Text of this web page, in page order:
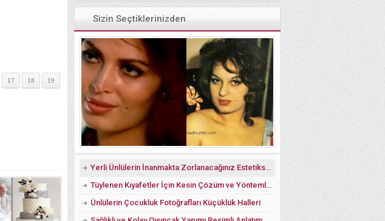
17 18 19
Sizin Seçtiklerinizden
Yerli Ünlülerin İnanmakta Zorlanacağınız Estetiksiz Görüntüleri
Tüylenen Kıyafetler İçin Kesin Çözüm ve Yöntemler
Ünlülerin Çocukluk Fotoğrafları Küçüklük Halleri